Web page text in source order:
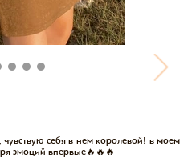
чувствую себя в нем королевой! в моем
эмоций впервые🔥🔥🔥